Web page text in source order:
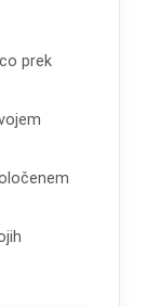
prek